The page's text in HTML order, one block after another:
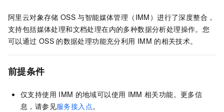
阿里云对象存储 OSS 与智能媒体管理（IMM）进行了深度整合，
支持包括媒体处理和文档处理在内的多种数据分析处理操作。您
可以通过 OSS 的数据处理功能充分利用 IMM 的相关技术。
前提条件
仅支持使用 IMM 的地域可以使用 IMM 相关功能。更多信
息，请参见服务接入点。